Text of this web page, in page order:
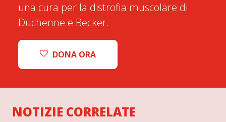
una cura per la distrofia muscolare di
Duchenne e Becker.
DONA ORA
NOTIZIE CORRELATE